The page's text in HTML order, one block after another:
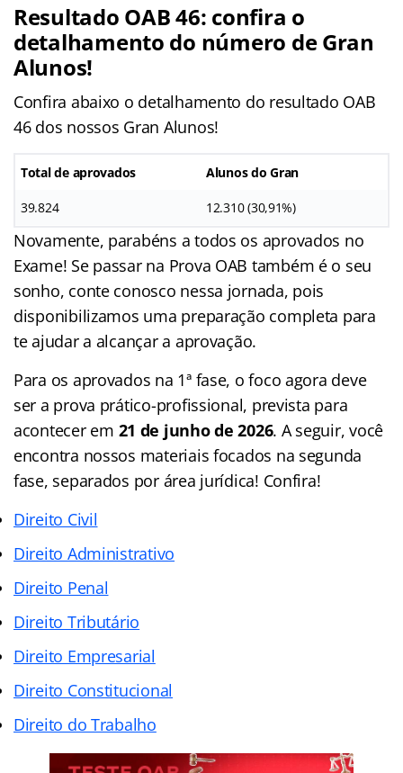
Resultado OAB 46: confira o
detalhamento do número de Gran
Alunos!
Confira abaixo o detalhamento do resultado OAB
46 dos nossos Gran Alunos!
Total de aprovados Alunos do Gran
39.824 12.310 (30,91%)
Novamente, parabéns a todos os aprovados no
Exame! Se passar na Prova OAB também é o seu
sonho, conte conosco nessa jornada, pois
disponibilizamos uma preparação completa para
te ajudar a alcançar a aprovação.
Para os aprovados na 1ª fase, o foco agora deve
ser a prova prático-profissional, prevista para
acontecer em 21 de junho de 2026. A seguir, você
encontra nossos materiais focados na segunda
fase, separados por área jurídica! Confira!
Direito Civil
Direito Administrativo
Direito Penal
Direito Tributário
Direito Empresarial
Direito Constitucional
Direito do Trabalho